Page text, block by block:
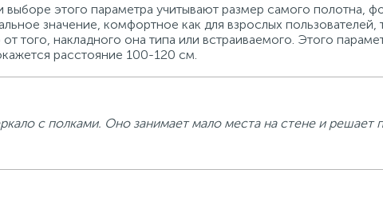
этого параметра учитывают размер самого полотна,
значение, комфортное как для взрослых пользователей,
того, накладного она типа или встраиваемого. Этого
расстояние 100-120 см.
с полками. Оно занимает мало места на стене и решает